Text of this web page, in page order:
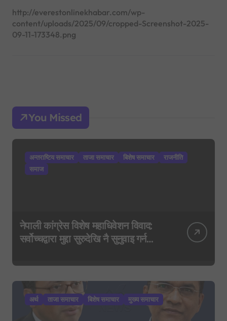
http://everestonlinekhabar.com/wp-
content/uploads/2025/09/cropped-Screenshot-2025-
09-11-173348.png
You Missed
अन्तराष्टिय समाचार ताजा समाचार बिशेष समाचार
राजनीति
समाज
नेपाली कांग्रेस विशेष महाधिवेशन विवाद:
सर्वोच्चद्वारा मुद्दा सुरुदेखि नै सुनुवाइ गर्न
अर्थ ताजा समाचार बिशेष समाचार मुख्य समाचार